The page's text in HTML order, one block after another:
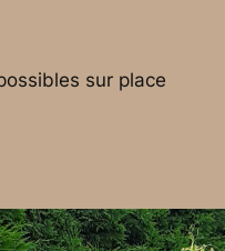
sur place